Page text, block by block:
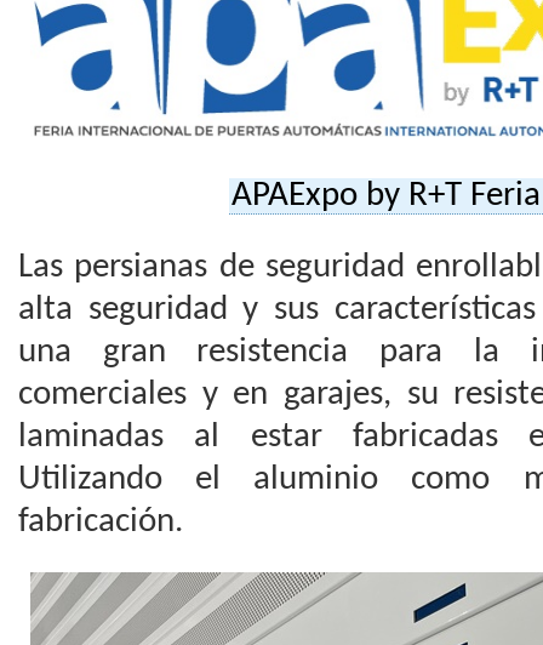
APAExpo by R+T
Las persianas de seguridad
alta seguridad y sus
una gran resistencia para la
comerciales y en garajes, su
laminadas al estar fabricadas
Utilizando el aluminio como
fabricación.